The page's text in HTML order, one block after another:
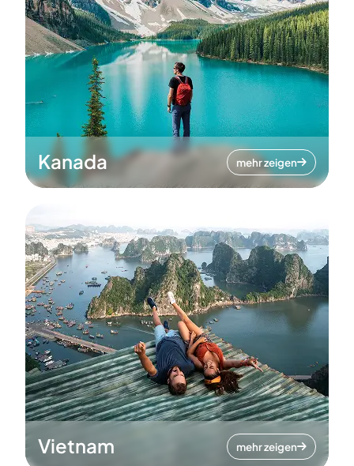
Kanada mehr zeigen
Vietnam mehr zeigen